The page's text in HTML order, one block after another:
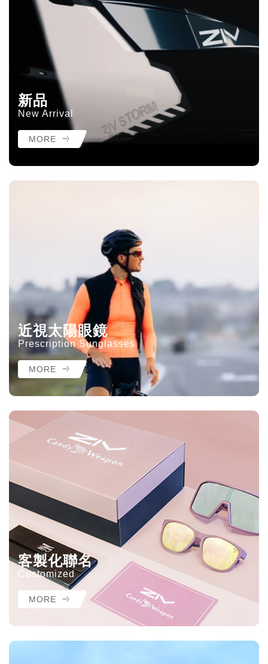
新品
New Arrival
MORE
近視太陽眼鏡
Prescription Sunglasses
MORE
客製化聯名
Customized
MORE